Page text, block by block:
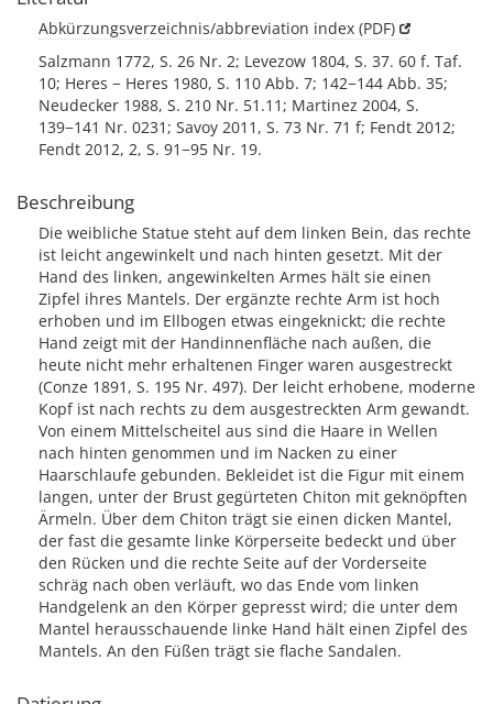
Abkürzungsverzeichnis/abbreviation index (PDF)
Salzmann 1772, S. 26 Nr. 2; Levezow 1804, S. 37. 60 f. Taf.
10; Heres − Heres 1980, S. 110 Abb. 7; 142−144 Abb. 35;
Neudecker 1988, S. 210 Nr. 51.11; Martinez 2004, S.
139−141 Nr. 0231; Savoy 2011, S. 73 Nr. 71 f; Fendt 2012;
Fendt 2012, 2, S. 91−95 Nr. 19.
Beschreibung
Die weibliche Statue steht auf dem linken Bein, das rechte
ist leicht angewinkelt und nach hinten gesetzt. Mit der
Hand des linken, angewinkelten Armes hält sie einen
Zipfel ihres Mantels. Der ergänzte rechte Arm ist hoch
erhoben und im Ellbogen etwas eingeknickt; die rechte
Hand zeigt mit der Handinnenfläche nach außen, die
heute nicht mehr erhaltenen Finger waren ausgestreckt
(Conze 1891, S. 195 Nr. 497). Der leicht erhobene, moderne
Kopf ist nach rechts zu dem ausgestreckten Arm gewandt.
Von einem Mittelscheitel aus sind die Haare in Wellen
nach hinten genommen und im Nacken zu einer
Haarschlaufe gebunden. Bekleidet ist die Figur mit einem
langen, unter der Brust gegürteten Chiton mit geknöpften
Ärmeln. Über dem Chiton trägt sie einen dicken Mantel,
der fast die gesamte linke Körperseite bedeckt und über
den Rücken und die rechte Seite auf der Vorderseite
schräg nach oben verläuft, wo das Ende vom linken
Handgelenk an den Körper gepresst wird; die unter dem
Mantel herausschauende linke Hand hält einen Zipfel des
Mantels. An den Füßen trägt sie flache Sandalen.